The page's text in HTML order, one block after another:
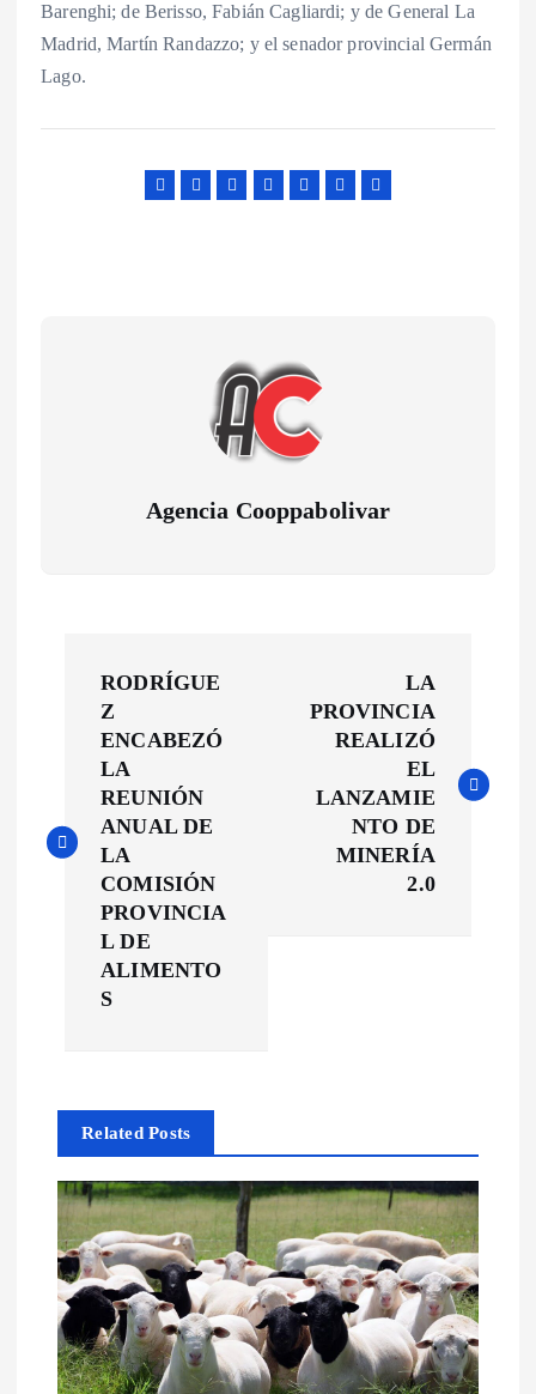
Barenghi; de Berisso, Fabián Cagliardi; y de General La
Madrid, Martín Randazzo; y el senador provincial Germán
Lago.
Agencia Cooppabolivar
e
n
d
e
e
RODRÍGUE
Z
ENCABEZÓ
LA
REUNIÓN
ANUAL DE
LA
COMISIÓN
PROVINCIA
L DE
ALIMENTO
S
LA
PROVINCIA
REALIZÓ
EL
LANZAMIE
NTO DE
MINERÍA
2.0
Related Posts